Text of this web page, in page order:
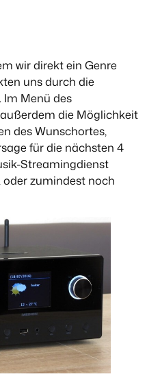
wir direkt ein Genre
uns durch die
Im Menü des
die Möglichkeit
des Wunschortes,
für die nächsten 4
Streamingdienst
zumindest noch